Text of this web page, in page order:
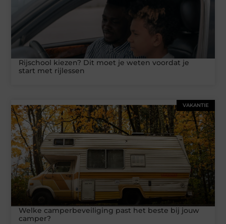
Rijschool kiezen? Dit moet je weten voordat je
start met rijlessen
VAKANTIE
Welke camperbeveiliging past het beste bij jouw
camper?